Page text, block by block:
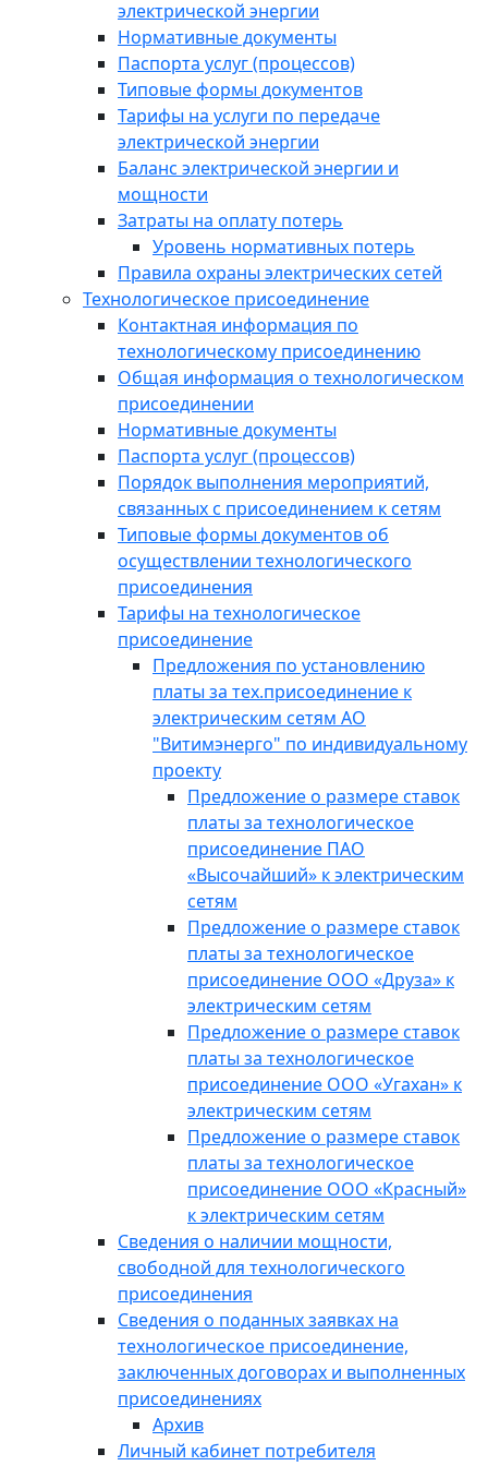
электрической энергии
Нормативные документы
Паспорта услуг (процессов)
Типовые формы документов
Тарифы на услуги по передаче
электрической энергии
Баланс электрической энергии и
мощности
Затраты на оплату потерь
Уровень нормативных потерь
Правила охраны электрических сетей
Технологическое присоединение
Контактная информация по
технологическому присоединению
Общая информация о технологическом
присоединении
Нормативные документы
Паспорта услуг (процессов)
Порядок выполнения мероприятий,
связанных с присоединением к сетям
Типовые формы документов об
осуществлении технологического
присоединения
Тарифы на технологическое
присоединение
Предложения по установлению
платы за тех.присоединение к
электрическим сетям АО
"Витимэнерго" по индивидуальному
проекту
Предложение о размере ставок
платы за технологическое
присоединение ПАО
«Высочайший» к электрическим
сетям
Предложение о размере ставок
платы за технологическое
присоединение ООО «Друза» к
электрическим сетям
Предложение о размере ставок
платы за технологическое
присоединение ООО «Угахан» к
электрическим сетям
Предложение о размере ставок
платы за технологическое
присоединение ООО «Красный»
к электрическим сетям
Сведения о наличии мощности,
свободной для технологического
присоединения
Сведения о поданных заявках на
технологическое присоединение,
заключенных договорах и выполненных
присоединениях
Архив
Личный кабинет потребителя